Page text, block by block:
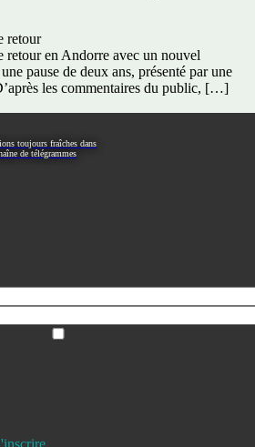
retour
retour en Andorre avec un nouvel
pause de deux ans, présenté par une
les commentaires du public, […]
toujours fraîches dans
de télégrammes
в Сан Себастьян
в Сан Себастьян
notre blog